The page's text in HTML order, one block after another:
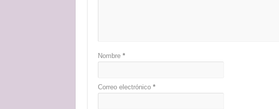
Nombre *
Correo electrónico *